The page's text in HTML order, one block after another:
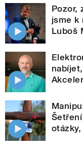
Pozor,
jsme k
Luboš